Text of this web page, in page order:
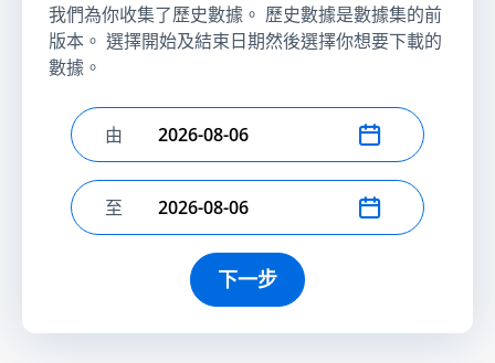
我們為你收集了歷史數據。 歷史數據是數據集的前
版本。 選擇開始及結束日期然後選擇你想要下載的
數據。
選擇開始日期
由
選擇結束日期
至
下一步